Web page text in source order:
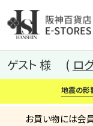
ゲスト 様 ロ
地震の影
お買い物には会